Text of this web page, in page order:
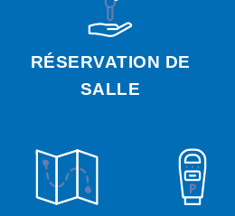
RÉSERVATION DE
SALLE